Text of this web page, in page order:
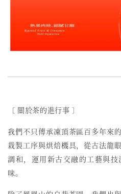
〔 關於茶的進行事 〕
我們不只傳承凍頂茶區百多年來
栽製工序與烘焙機具，從古法龍
調和，運用新古交融的工藝與
味。